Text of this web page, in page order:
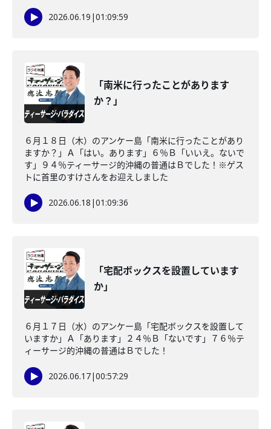
2026.06.19 |01:09:59
「南米に行ったことがあります
か？」
６月１８日（木）のアンケー島「南米に行ったことがあり
ますか？」Ａ「はい。あります」６％Ｂ「いいえ。ないで
す」９４％ティーサージ的沖縄の普通はＢでした！※ゲス
トに首里のすけさんをお迎えしました
2026.06.18 |01:09:36
「宅配ボックスを設置しています
か」
６月１７日（水）のアンケー島「宅配ボックスを設置して
いますか」Ａ「あります」２４％Ｂ「ないです」７６％テ
ィーサージ的沖縄の普通はＢでした！
2026.06.17|00:57:29